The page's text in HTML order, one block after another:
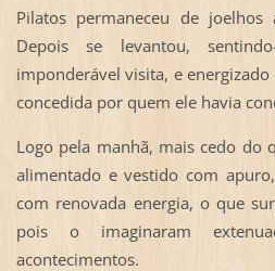
Pilatos permaneceu de
Depois se levantou,
imponderável visita, e
concedida por quem ele havia
Logo pela manhã, mais cedo do
alimentado e vestido com
com renovada energia, o que
pois o imaginaram
acontecimentos.